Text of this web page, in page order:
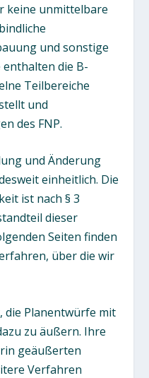
keine unmittelbare
und sonstige
die B-
Teilbereiche
und
des FNP.
und Änderung
einheitlich. Die
ist nach § 3
dieser
Seiten finden
über die wir
die Planentwürfe mit
zu äußern. Ihre
geäußerten
Verfahren